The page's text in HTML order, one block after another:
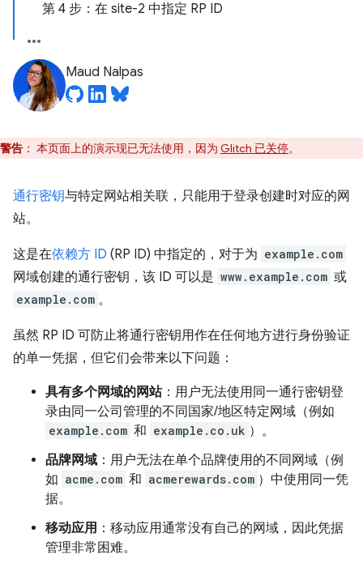
第 4 步：在 site-2 中指定 RP ID
Maud Nalpas
警告 ： 本页面上的演示现已无法使用，因为 Glitch 已关停。
通行密钥与特定网站相关联，只能用于登录创建时对应的网
站。
这是在依赖方 ID (RP ID) 中指定的，对于为 example.com
网域创建的通行密钥，该 ID 可以是 www.example.com 或
example.com 。
虽然 RP ID 可防止将通行密钥用作在任何地方进行身份验证
的单一凭据，但它们会带来以下问题：
具有多个网域的网站：用户无法使用同一通行密钥登
录由同一公司管理的不同国家/地区特定网域（例如
example.com 和 example.co.uk ）。
品牌网域 ：用户无法在单个品牌使用的不同网域（例
如 acme.com 和 acmerewards.com ）中使用同一凭
据。
移动应用 ：移动应用通常没有自己的网域，因此凭据
管理非常困难。